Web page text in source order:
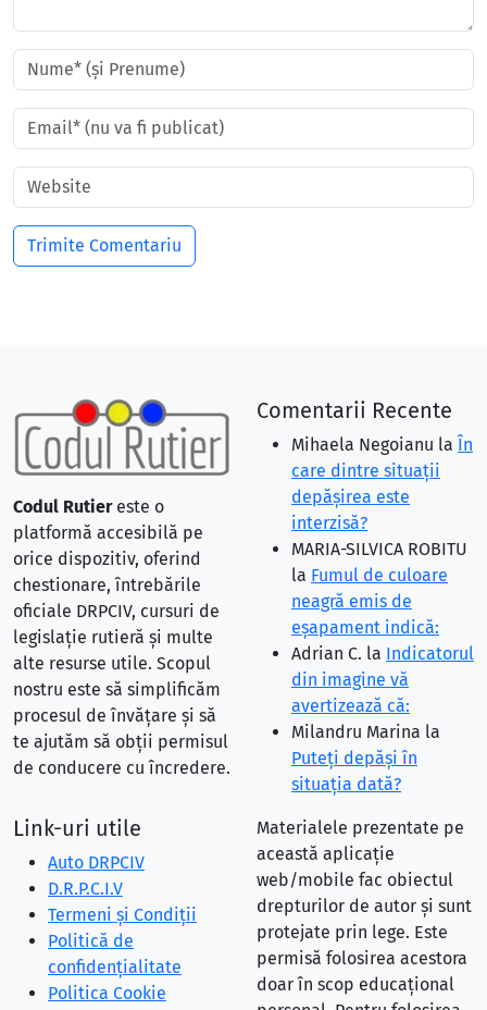
Codul Rutiereste o
platformă accesibilă pe
orice dispozitiv, oferind
chestionare, întrebările
oficiale DRPCIV, cursuri de
legislație rutieră și multe
alte resurse utile. Scopul
nostru este să simplificăm
procesul de învățare și să
te ajutăm să obții permisul
de conducere cu încredere.
Comentarii Recente
Mihaela Negoianu la În
care dintre situaţii
depăşirea este
interzisă?
MARIA-SILVICA ROBITU
la Fumul de culoare
neagră emis de
eşapament indică:
Adrian C. la Indicatorul
din imagine vă
avertizează că:
Milandru Marina la
Puteţi depăşi în
situaţia dată?
Link-uri utile
Auto DRPCIV
D.R.P.C.I.V
Termeni și Condiții
Politică de
confidențialitate
Politica Cookie
Materialele prezentate pe
această aplicație
web/mobile fac obiectul
drepturilor de autor și sunt
protejate prin lege. Este
permisă folosirea acestora
doar în scop educațional